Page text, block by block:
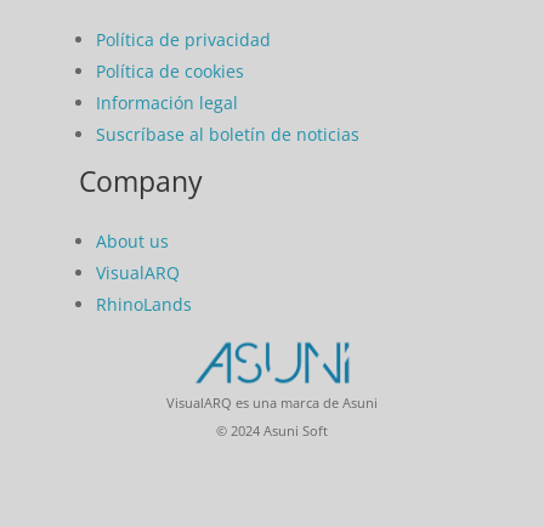
Política de privacidad
Política de cookies
Información legal
Suscríbase al boletín de noticias
Company
About us
VisualARQ
RhinoLands
VisualARQ es una marca de Asuni
© 2024 Asuni Soft